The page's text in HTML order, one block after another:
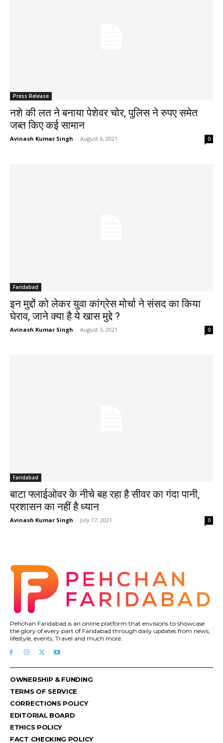
Press Release
नशे की लत ने बनाया पेशेवर चोर, पुलिस ने रुपए समेत
जब्त किए कई सामान
Avinash Kumar Singh - August 6, 2021 0
Faridabad
इन मुद्दों को लेकर युवा कांग्रेस मोर्चा ने संसद का किया
घेराव, जाने क्या है ये खास मुद्दे ?
Avinash Kumar Singh - August 5, 2021 0
Faridabad
बाटा फ्लाईओवर के नीचे बह रहा है सीवर का गंदा पानी, ‌
प्रशासन का नहीं है ध्यान
Avinash Kumar Singh - July 17, 2021 0
Pehchan Faridabad is an online platform that envisions to showcase
the glory of every part of Faridabad through daily updates from news,
lifestyle, events, Travel and much more.
OWNERSHIP & FUNDING
TERMS OF SERVICE
CORRECTIONS POLICY
EDITORIAL BOARD
ETHICS POLICY
FACT CHECKING POLICY